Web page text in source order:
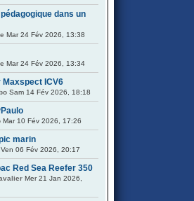
dans un
Mar 24 Fév 2026, 13:38
Mar 24 Fév 2026, 13:34
ICV6
Sam 14 Fév 2026, 18:18
Mar 10 Fév 2026, 17:26
marin
Ven 06 Fév 2026, 20:17
Red Sea Reefer 350
Mer 21 Jan 2026,